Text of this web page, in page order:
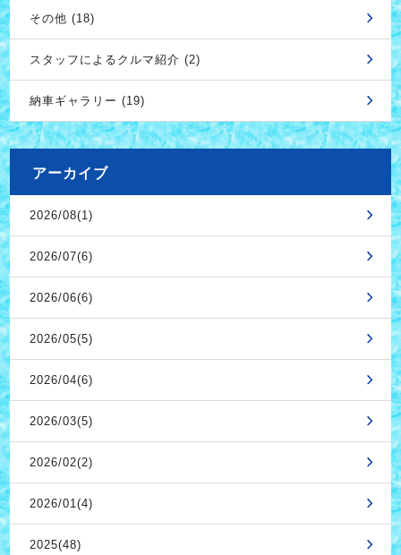
その他 (18)
スタッフによるクルマ紹介 (2)
納車ギャラリー (19)
アーカイブ
2026/08(1)
2026/07(6)
2026/06(6)
2026/05(5)
2026/04(6)
2026/03(5)
2026/02(2)
2026/01(4)
2025(48)